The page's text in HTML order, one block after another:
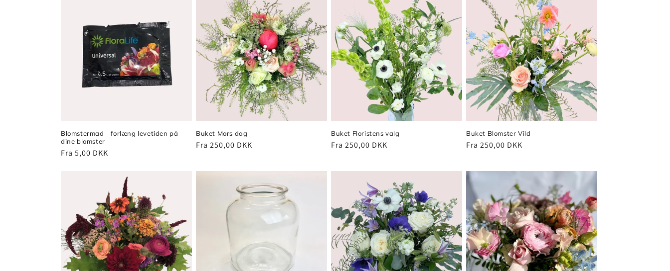
Blomstermad - forlæng levetiden på
dine blomster
Normalpris
Fra 5,00 DKK
Buket Mors dag
Normalpris
Fra 250,00 DKK
Buket Floristens valg
Normalpris
Fra 250,00 DKK
Buket Blomster Vild
Normalpris
Fra 250,00 DKK